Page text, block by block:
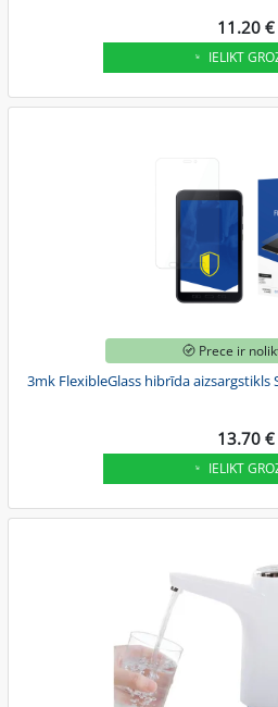
11.20 €
IELIKT
Prece ir
3mk FlexibleGlass hibrīda aizsargstikls
13.70 €
IELIKT